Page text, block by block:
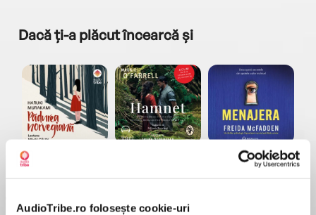
AudioTribe.ro folosește cookie-uri
Dacă ți-a plăcut încearcă și
Pădurea norvegiană Menajera
Freida McFadden